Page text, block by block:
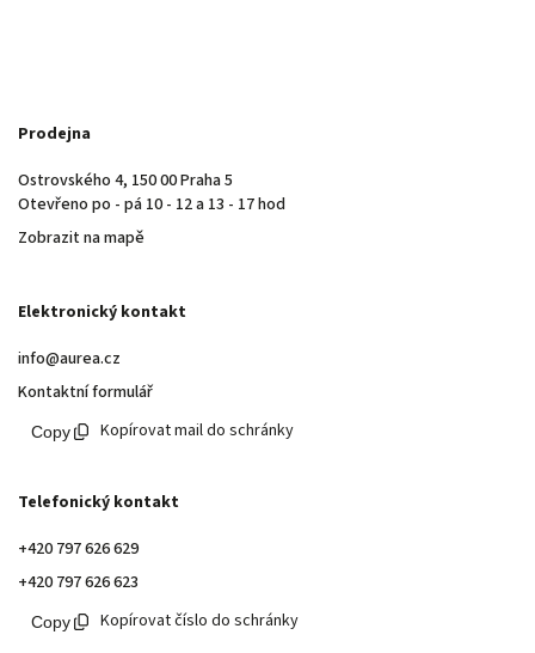
Prodejna
Ostrovského 4, 150 00 Praha 5
Otevřeno po - pá 10 - 12 a 13 - 17 hod
Zobrazit na mapě
Elektronický kontakt
info@aurea.cz
Kontaktní formulář
Kopírovat mail do schránky
Telefonický kontakt
+420 797 626 629
+420 797 626 623
Kopírovat číslo do schránky